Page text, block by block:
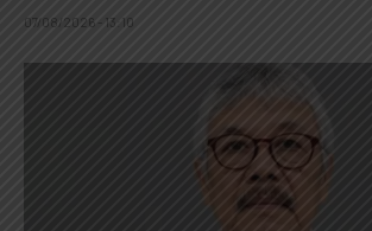
07/08/2026 - 13:10